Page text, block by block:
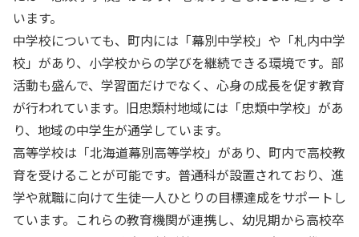
います。
中学校についても、町内には「幕別中学校」や「札内中学
校」があり、小学校からの学びを継続できる環境です。部
活動も盛んで、学習面だけでなく、心身の成長を促す教育
が行われています。旧忠類村地域には「忠類中学校」があ
り、地域の中学生が通学しています。
高等学校は「北海道幕別高等学校」があり、町内で高校教
育を受けることが可能です。普通科が設置されており、進
学や就職に向けて生徒一人ひとりの目標達成をサポートし
ています。これらの教育機関が連携し、幼児期から高校卒